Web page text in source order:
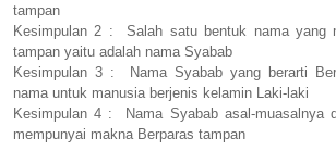
tampan
Kesimpulan 2 : Salah satu bentuk nama yang
tampan yaitu adalah nama Syabab
Kesimpulan 3 : Nama Syabab yang berarti
nama untuk manusia berjenis kelamin Laki-laki
Kesimpulan 4 : Nama Syabab asal-muasalnya
mempunyai makna Berparas tampan